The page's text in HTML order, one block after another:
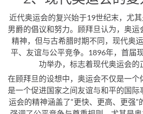
近代奥运会的复兴始于19世纪末，尤其
男爵的倡议和努力。顾拜旦认为，奥运
精神，但与古希腊时期不同，现代奥
平、友谊与公平竞争。1896年，首届
功举办，标志着现代奥运会的
在顾拜旦的设想中，奥运会不仅是一个
是一个促进国家之间友谊与和平的国际
运会的精神涵盖了“更快、更高、更强”